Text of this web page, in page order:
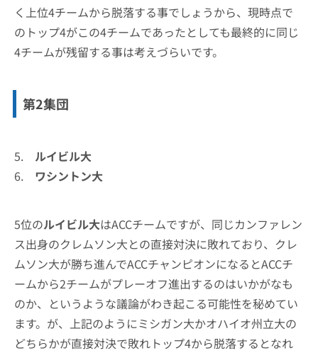
く上位4チームから脱落する事でしょうから、現時点で
のトップ4がこの4チームであったとしても最終的に同じ
4チームが残留する事は考えづらいです。
第2集団
5. ルイビル大
6. ワシントン大
5位のルイビル大はACCチームですが、同じカンファレン
ス出身のクレムソン大との直接対決に敗れており、クレ
ムソン大が勝ち進んでACCチャンピオンになるとACCチ
ームから2チームがプレーオフ進出するのはいかがなも
のか、というような議論がわき起こる可能性を秘めてい
ます。が、上記のようにミシガン大かオハイオ州立大の
どちらかが直接対決で敗れトップ4から脱落するとなれ